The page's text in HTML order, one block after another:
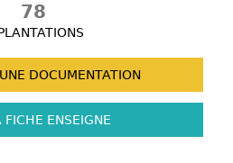
78
DOCUMENTATION
FICHE ENSEIGNE